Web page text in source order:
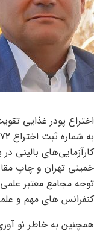
اختراع پودر غذایی
کارآزمایی‌های بالینی
خمینی تهران و چاپ
کنفرانس های مهم و
همچنین به خاطر نو